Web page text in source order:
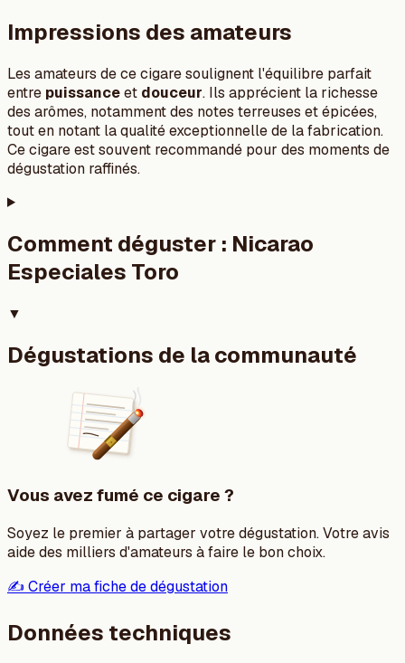
Impressions des amateurs
Les amateurs de ce cigare soulignent l'équilibre parfait
entre puissanceet douceur. Ils apprécient la richesse
des arômes, notamment des notes terreuses et épicées,
tout en notant la qualité exceptionnelle de la fabrication.
Ce cigare est souvent recommandé pour des moments de
dégustation raffinés.
Comment déguster : Nicarao
Especiales Toro
▼
Dégustations de la communauté
Vous avez fumé ce cigare ?
Soyez le premier à partager votre dégustation. Votre avis
aide des milliers d'amateurs à faire le bon choix.
✍️ Créer ma fiche de dégustation
Données techniques